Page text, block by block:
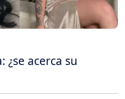
¿se acerca su